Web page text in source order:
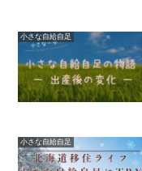
小さな自給自足
小さな自給自足